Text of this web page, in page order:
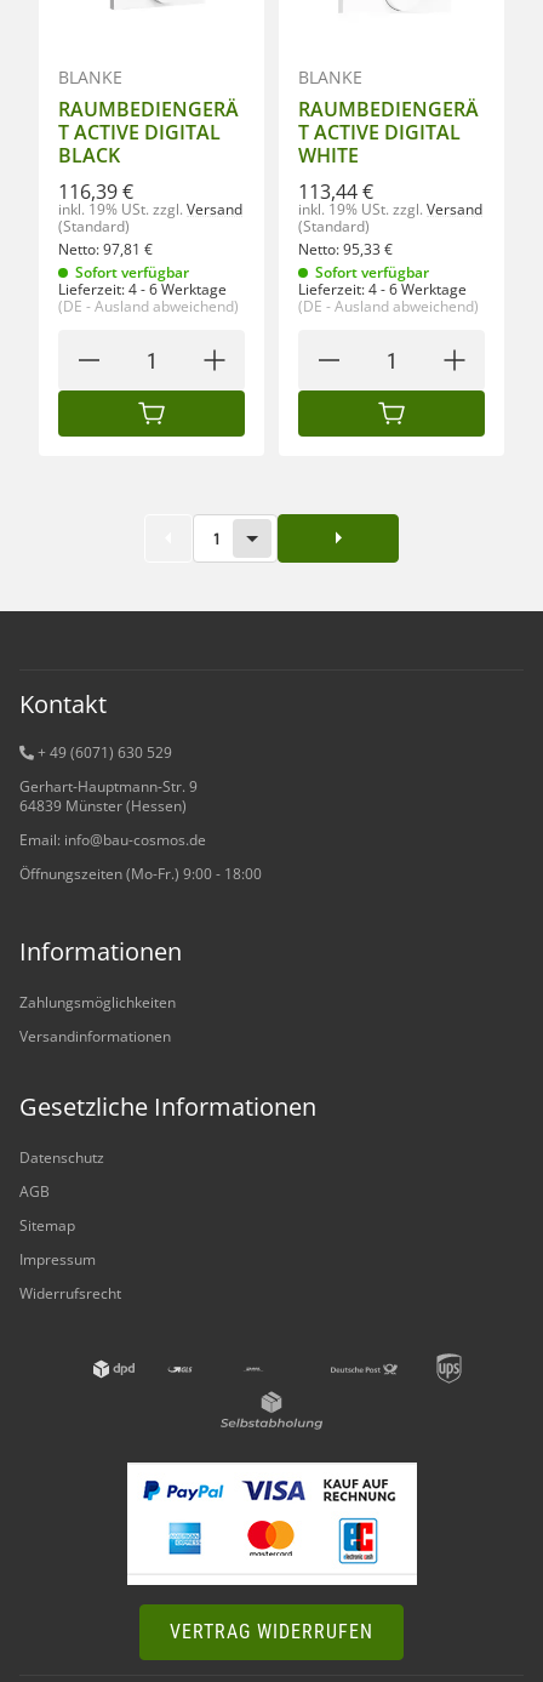
BLANKE
RAUMBEDIENGERÄ
T ACTIVE DIGITAL
BLACK
116,39 €
inkl. 19% USt. zzgl. Versand
(Standard)
Netto:97,81 €
Sofort verfügbar
Lieferzeit:4 - 6 Werktage
(DE - Ausland abweichend)
IN DEN WARENKORB
BLANKE
RAUMBEDIENGERÄ
T ACTIVE DIGITAL
WHITE
113,44 €
inkl. 19% USt. zzgl. Versand
(Standard)
Netto:95,33€
Sofort verfügbar
Lieferzeit:4 - 6 Werktage
(DE - Ausland abweichend)
IN DEN WARENKORB
1
Kontakt
+ 49 (6071) 630 529
Gerhart-Hauptmann-Str. 9
64839 Münster (Hessen)
Email: info@bau-cosmos.de
Öffnungszeiten (Mo-Fr.) 9:00 - 18:00
Informationen
Zahlungsmöglichkeiten
Versandinformationen
Gesetzliche Informationen
Datenschutz
AGB
Sitemap
Impressum
Widerrufsrecht
VERTRAG WIDERRUFEN